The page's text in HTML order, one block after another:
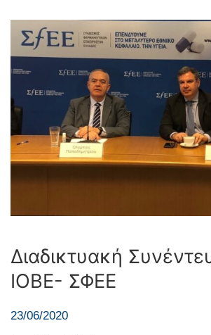
Διαδικτυακή
ΙΟΒΕ- ΣΦΕΕ
23/06/2020